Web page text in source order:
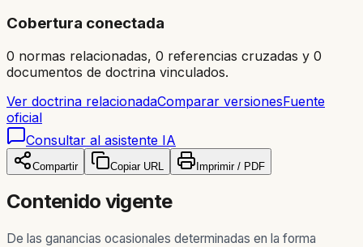
Cobertura conectada
0 normas relacionadas, 0 referencias cruzadas y 0
documentos de doctrina vinculados.
Ver doctrina relacionadaComparar versionesFuente
oficial
Consultar al asistente IA
Compartir Copiar URL Imprimir / PDF
Contenido vigente
De las ganancias ocasionales determinadas en la forma